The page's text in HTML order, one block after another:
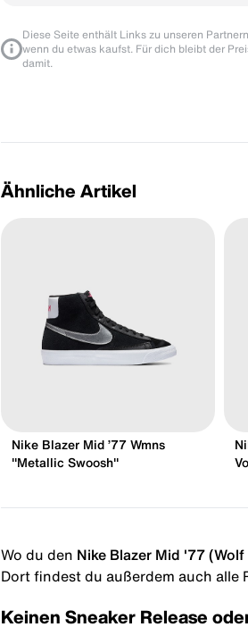
Diese Seite enthält Links zu unseren
wenn du etwas kaufst. Für dich bleibt der
damit.
Ähnliche Artikel
Nike Blazer Mid ’77 Wmns
"Metallic Swoosh"
Wo du den Nike Blazer Mid '77
Dort findest du außerdem auch alle
Keinen Sneaker Release